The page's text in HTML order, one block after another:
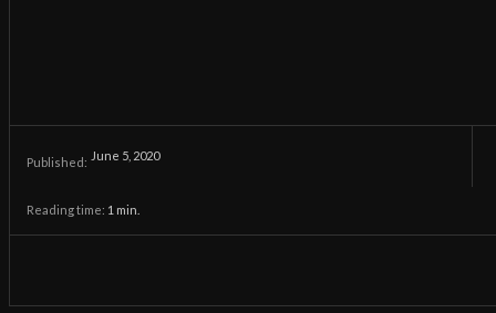
Published: June 5, 2020
Reading time: 1 min.